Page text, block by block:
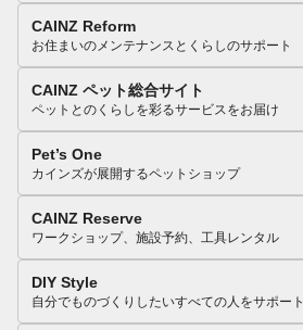
CAINZ Reform
お住まいのメンテナンスとくらしのサポート
CAINZ ペット総合サイト
ペットとのくらしを彩るサービスをお届け
Pet’s One
カインズが展開するペットショップ
CAINZ Reserve
ワークショップ、施設予約、工具レンタル
DIY Style
自分でものづくりしたいすべての人をサポート